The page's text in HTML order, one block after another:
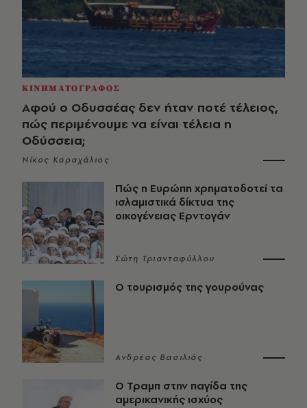
ΚΙΝΗΜΑΤΟΓΡΑΦΟΣ
Αφού ο Οδυσσέας δεν ήταν ποτέ τέλειος,
πώς περιμένουμε να είναι τέλεια η
Οδύσσεια;
Νίκος Καραχάλιος
Πώς η Ευρώπη χρηματοδοτεί τα
ισλαμιστικά δίκτυα της
οικογένειας Ερντογάν
Σώτη Τριανταφύλλου
Ο τουρισμός της γουρούνας
Ανδρέας Βασιλιάς
Ο Τραμπ στην παγίδα της
αμερικανικής ισχύος